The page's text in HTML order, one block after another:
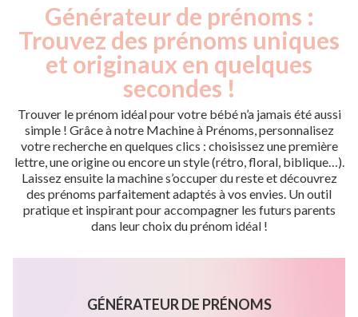
Générateur de prénoms :
Trouvez des prénoms uniques
et originaux en quelques
secondes !
Trouver le prénom idéal pour votre bébé n’a jamais été aussi
simple ! Grâce à notre Machine à Prénoms, personnalisez
votre recherche en quelques clics : choisissez une première
lettre, une origine ou encore un style (rétro, floral, biblique…).
Laissez ensuite la machine s’occuper du reste et découvrez
des prénoms parfaitement adaptés à vos envies. Un outil
pratique et inspirant pour accompagner les futurs parents
dans leur choix du prénom idéal !
GÉNÉRATEUR DE PRÉNOMS